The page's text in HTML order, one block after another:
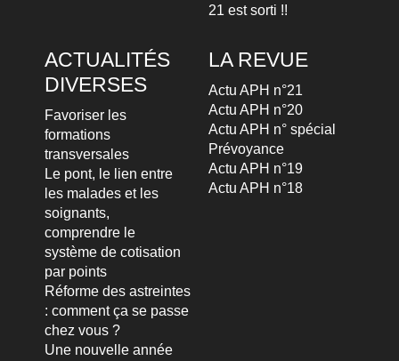
21 est sorti !!
ACTUALITÉS
DIVERSES
Favoriser les
formations
transversales
Le pont, le lien entre
les malades et les
soignants,
comprendre le
système de cotisation
par points
Réforme des astreintes
: comment ça se passe
chez vous ?
Une nouvelle année
LA REVUE
Actu APH n°21
Actu APH n°20
Actu APH n° spécial
Prévoyance
Actu APH n°19
Actu APH n°18